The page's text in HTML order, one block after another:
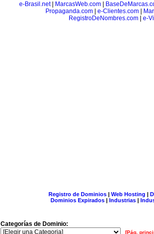
e-Brasil.net| MarcasWeb.com|
Propaganda.com
e-Clientes.com
RegistroDeNombres.com| e-
Registro de Dominios| Web Hosting |
Dominios Expirados | Industrias |
Categorías de Dominio:
[Pág.